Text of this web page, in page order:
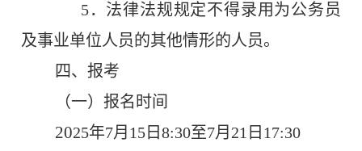
5．法律法规规定不得录用为公务员
及事业单位人员的其他情形的人员。
四、报考
（一）报名时间
2025年7月 15 日8:30至7月 21 日 17:30